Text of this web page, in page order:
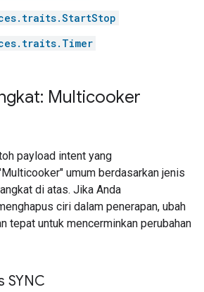
Multicooker
payload intent yang
umum berdasarkan jenis
di atas. Jika Anda
ciri dalam penerapan, ubah
tepat untuk mencerminkan perubahan
SYNC